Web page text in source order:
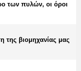
των πυλών, οι όροι
της βιομηχανίας μας